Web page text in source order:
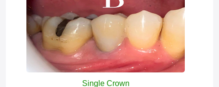
Single Crown